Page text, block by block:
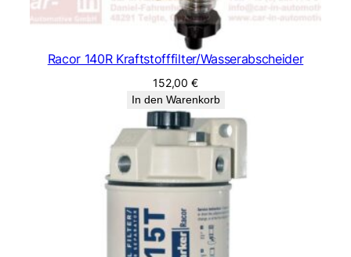
Racor 140R Kraftstofffilter/Wasserabscheider
152,00€
In den Warenkorb